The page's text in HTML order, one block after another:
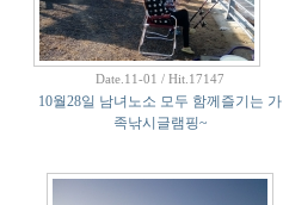
Date.11-01 / Hit.17147
10월28일 남녀노소 모두 함께즐기는 가
족낚시글램핑~